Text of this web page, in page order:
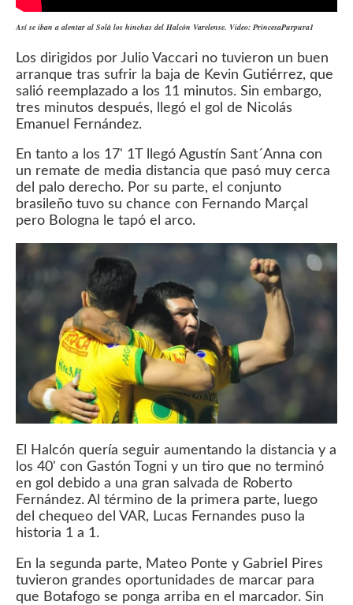
Así se iban a alentar al Solá los hinchas del Halcón Varelense. Video: PrincesaPurpura1
Los dirigidos por Julio Vaccari no tuvieron un buen
arranque tras sufrir la baja de Kevin Gutiérrez, que
salió reemplazado a los 11 minutos. Sin embargo,
tres minutos después, llegó el gol de Nicolás
Emanuel Fernández.
En tanto a los 17' 1T llegó Agustín Sant´Anna con
un remate de media distancia que pasó muy cerca
del palo derecho. Por su parte, el conjunto
brasileño tuvo su chance con Fernando Marçal
pero Bologna le tapó el arco.
El Halcón quería seguir aumentando la distancia y a
los 40' con Gastón Togni y un tiro que no terminó
en gol debido a una gran salvada de Roberto
Fernández. Al término de la primera parte, luego
del chequeo del VAR, Lucas Fernandes puso la
historia 1 a 1.
En la segunda parte, Mateo Ponte y Gabriel Pires
tuvieron grandes oportunidades de marcar para
que Botafogo se ponga arriba en el marcador. Sin